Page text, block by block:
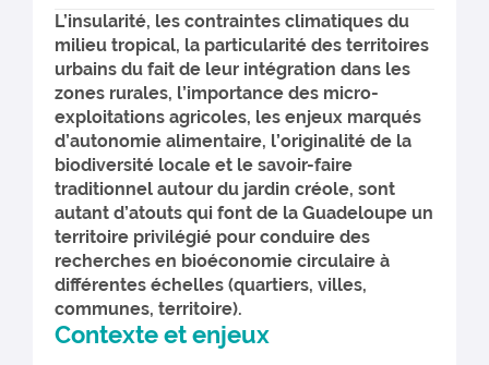
L’insularité, les contraintes climatiques du
milieu tropical, la particularité des territoires
urbains du fait de leur intégration dans les
zones rurales, l’importance des micro-
exploitations agricoles, les enjeux marqués
d’autonomie alimentaire, l’originalité de la
biodiversité locale et le savoir-faire
traditionnel autour du jardin créole, sont
autant d’atouts qui font de la Guadeloupe un
territoire privilégié pour conduire des
recherches en bioéconomie circulaire à
différentes échelles (quartiers, villes,
communes, territoire).
Contexte et enjeux